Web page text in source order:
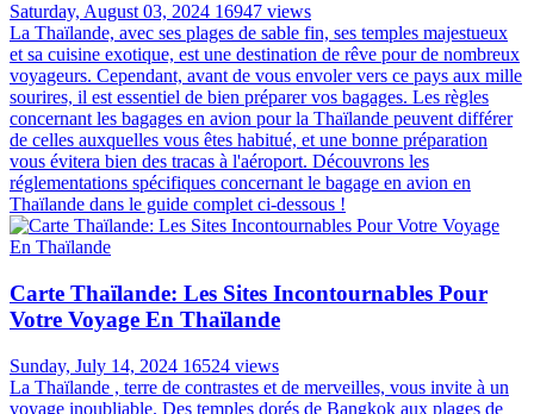
Saturday, August 03, 2024 16947 views
La Thaïlande, avec ses plages de sable fin, ses temples majestueux
et sa cuisine exotique, est une destination de rêve pour de nombreux
voyageurs. Cependant, avant de vous envoler vers ce pays aux mille
sourires, il est essentiel de bien préparer vos bagages. Les règles
concernant les bagages en avion pour la Thaïlande peuvent différer
de celles auxquelles vous êtes habitué, et une bonne préparation
vous évitera bien des tracas à l'aéroport. Découvrons les
réglementations spécifiques concernant le bagage en avion en
Thaïlande dans le guide complet ci-dessous !
Carte Thaïlande: Les Sites Incontournables Pour
Votre Voyage En Thaïlande
Sunday, July 14, 2024 16524 views
La Thaïlande , terre de contrastes et de merveilles, vous invite à un
voyage inoubliable. Des temples dorés de Bangkok aux plages de